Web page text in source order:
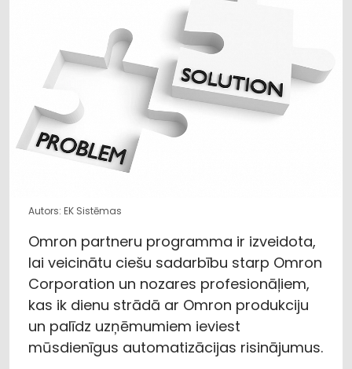
Autors: EK Sistēmas
Omron partneru programma ir izveidota,
lai veicinātu ciešu sadarbību starp Omron
Corporation un nozares profesionāļiem,
kas ik dienu strādā ar Omron produkciju
un palīdz uzņēmumiem ieviest
mūsdienīgus automatizācijas risinājumus.